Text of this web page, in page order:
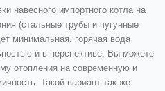
навесного импортного котла на
(стальные трубы и чугунные
минимальная, горячая вода
и в перспективе, Вы можете
отопления на современную и
Такой вариант так же